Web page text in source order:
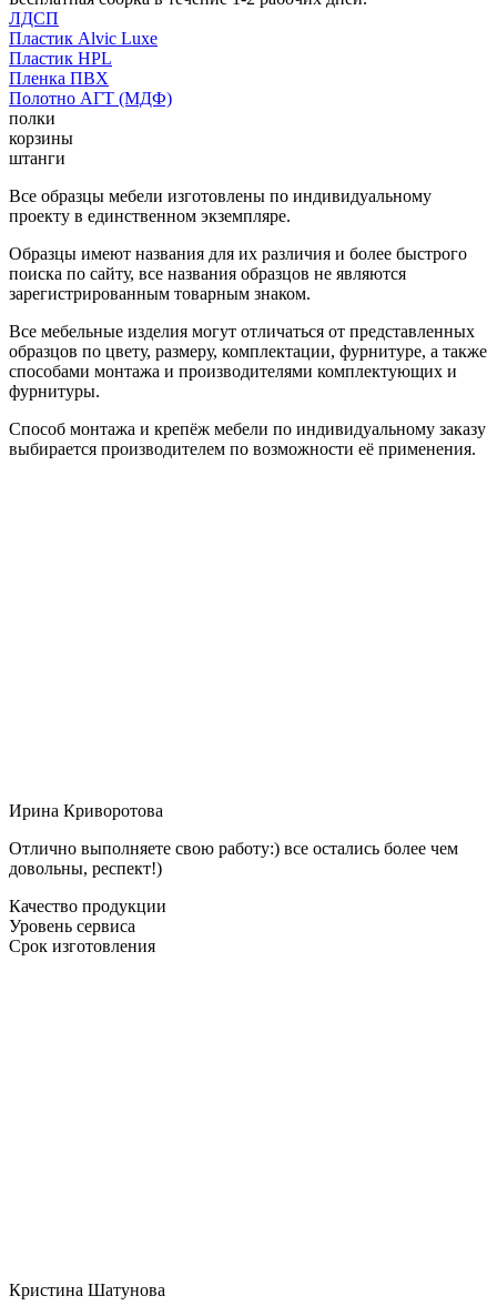
ЛДСП
Пластик Alvic Luxe
Пластик HPL
Пленка ПВХ
Полотно АГТ (МДФ)
полки
корзины
штанги
Все образцы мебели изготовлены по индивидуальному
проекту в единственном экземпляре.
Образцы имеют названия для их различия и более быстрого
поиска по сайту, все названия образцов не являются
зарегистрированным товарным знаком.
Все мебельные изделия могут отличаться от представленных
образцов по цвету, размеру, комплектации, фурнитуре, а также
способами монтажа и производителями комплектующих и
фурнитуры.
Способ монтажа и крепёж мебели по индивидуальному заказу
выбирается производителем по возможности её применения.
Ирина Криворотова
Отлично выполняете свою работу:) все остались более чем
довольны, респект!)
Качество продукции
Уровень сервиса
Срок изготовления
Кристина Шатунова